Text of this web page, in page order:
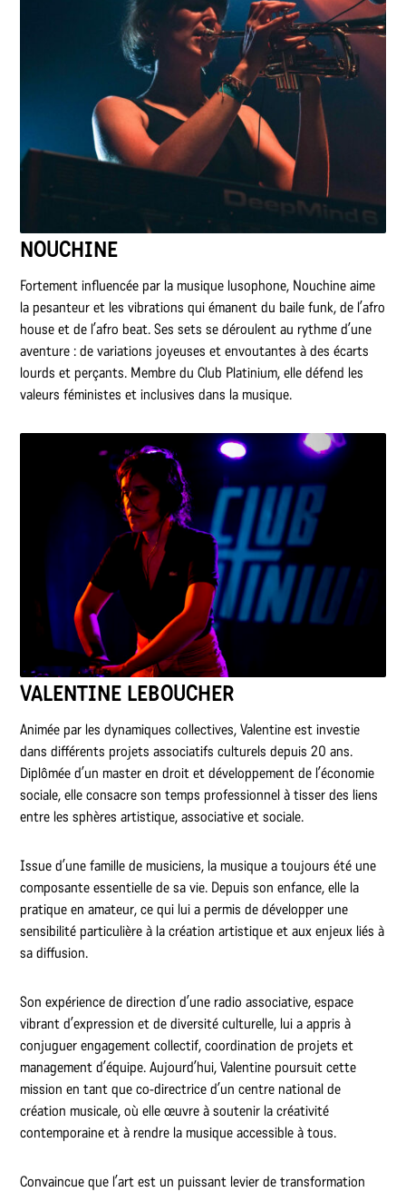
NOUCHINE
Fortement influencée par la musique lusophone, Nouchine aime
la pesanteur et les vibrations qui émanent du baile funk, de l’afro
house et de l’afro beat. Ses sets se déroulent au rythme d’une
aventure : de variations joyeuses et envoutantes à des écarts
lourds et perçants. Membre du Club Platinium, elle défend les
valeurs féministes et inclusives dans la musique.
VALENTINE LEBOUCHER
Animée par les dynamiques collectives, Valentine est investie
dans différents projets associatifs culturels depuis 20 ans.
Diplômée d’un master en droit et développement de l’économie
sociale, elle consacre son temps professionnel à tisser des liens
entre les sphères artistique, associative et sociale.
Issue d’une famille de musiciens, la musique a toujours été une
composante essentielle de sa vie. Depuis son enfance, elle la
pratique en amateur, ce qui lui a permis de développer une
sensibilité particulière à la création artistique et aux enjeux liés à
sa diffusion.
Son expérience de direction d’une radio associative, espace
vibrant d’expression et de diversité culturelle, lui a appris à
conjuguer engagement collectif, coordination de projets et
management d’équipe. Aujourd’hui, Valentine poursuit cette
mission en tant que co-directrice d’un centre national de
création musicale, où elle œuvre à soutenir la créativité
contemporaine et à rendre la musique accessible à tous.
Convaincue que l’art est un puissant levier de transformation